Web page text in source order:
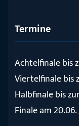
Termine
Achtelfinale bis
Viertelfinale bis
Halbfinale bis
Finale am